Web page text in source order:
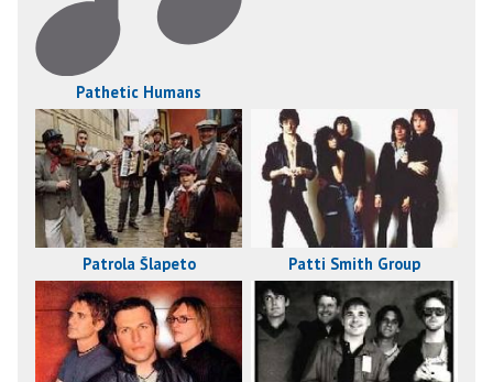
Pathetic Humans
Patrola Šlapeto Patti Smith Group